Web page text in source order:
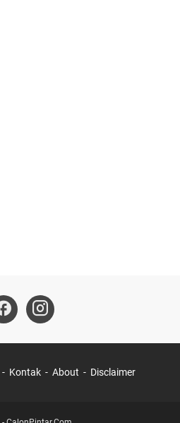
Kontak About Disclaimer